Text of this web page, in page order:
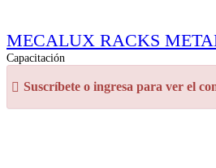
MECALUX RACKS
Capacitación
Suscríbete o ingresa para ver el